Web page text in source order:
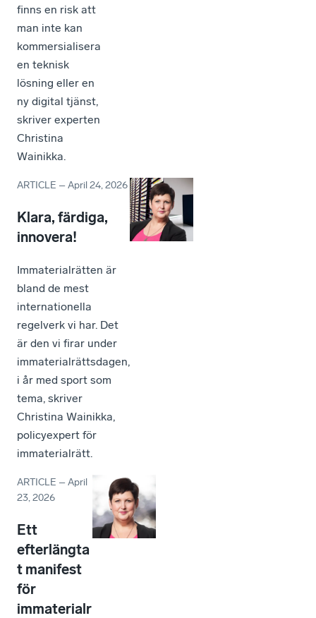
finns en risk att
man inte kan
kommersialisera
en teknisk
lösning eller en
ny digital tjänst,
skriver experten
Christina
Wainikka.
ARTICLE –April 24, 2026
Klara, färdiga,
innovera!
Immaterialrätten är
bland de mest
internationella
regelverk vi har. Det
är den vi firar under
immaterialrättsdagen,
i år med sport som
tema, skriver
Christina Wainikka,
policyexpert för
immaterialrätt.
ARTICLE –April
23, 2026
Ett
efterlängta
t manifest
för
immaterialr